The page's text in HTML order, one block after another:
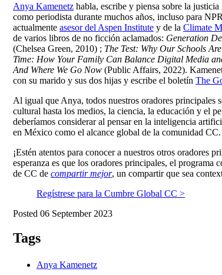
Anya Kamenetz habla, escribe y piensa sobre la
como periodista durante muchos años, incluso para
actualmente asesor del Aspen Institute y de la Climate
de varios libros de no ficción aclamados: Generation
(Chelsea Green, 2010) ; The Test: Why Our Schools
Time: How Your Family Can Balance Digital Media
And Where We Go Now (Public Affairs, 2022).
con su marido y sus dos hijas y escribe el boletín The
Al igual que Anya, todos nuestros oradores principales
cultural hasta los medios, la ciencia, la educación y el
deberíamos considerar al pensar en la inteligencia
en México como el alcance global de la comunidad CC.
¡Estén atentos para conocer a nuestros otros oradores
esperanza es que los oradores principales, el
de CC de compartir mejor, un compartir que sea
Regístrese para la Cumbre Global CC >
Posted 06 September 2023
Tags
Anya Kamenetz